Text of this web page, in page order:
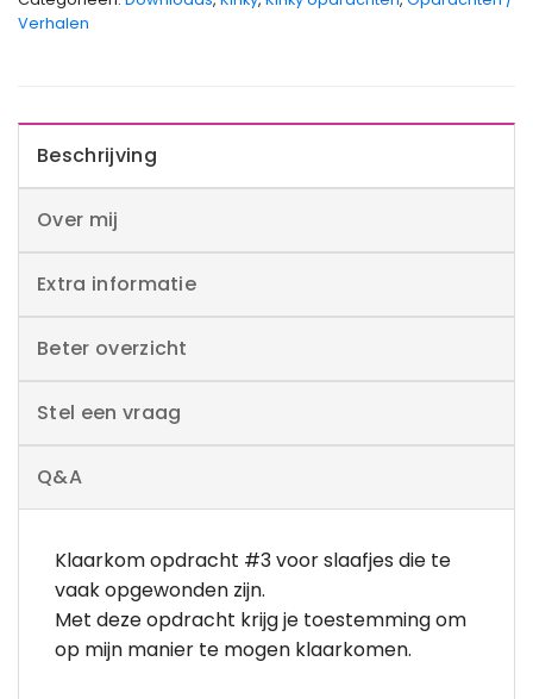
Verhalen
Beschrijving
Over mij
Extra informatie
Beter overzicht
Stel een vraag
Q&A
Klaarkom opdracht #3 voor slaafjes die te
vaak opgewonden zijn.
Met deze opdracht krijg je toestemming om
op mijn manier te mogen klaarkomen.